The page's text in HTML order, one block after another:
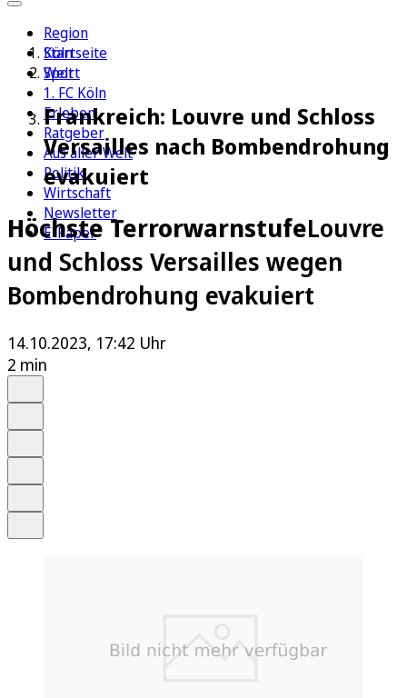
Region
Köln
Sport
1. FC Köln
Erleben
Ratgeber
Aus aller Welt
Politik
Wirtschaft
Newsletter
E-Paper
Startseite
Welt
Frankreich: Louvre und Schloss
Versailles nach Bombendrohung
evakuiert
Höchste TerrorwarnstufeLouvre
und Schloss Versailles wegen
Bombendrohung evakuiert
14.10.2023, 17:42 Uhr
2 min